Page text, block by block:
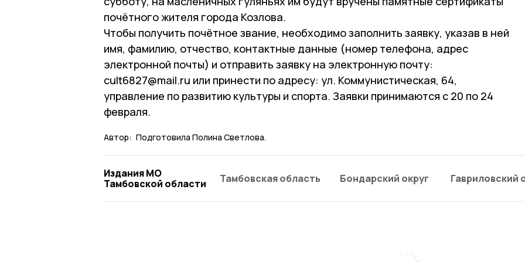
почётного жителя города Козлова.
Чтобы получить почётное звание, необходимо заполнить заявку, указав в ней
имя, фамилию, отчество, контактные данные (номер телефона, адрес
электронной почты) и отправить заявку на электронную почту:
cult6827@mail.ru или принести по адресу: ул. Коммунистическая, 64,
управление по развитию культуры и спорта. Заявки принимаются с 20 по 24
февраля.
Автор: Подготовила Полина Светлова.
Издания МО
Тамбовской области
Тамбовская область Бондарский округ Гавриловский